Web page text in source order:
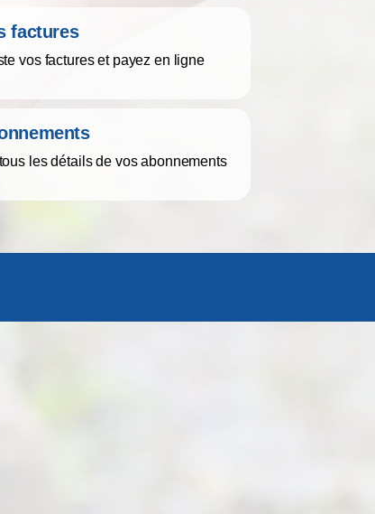
factures
vos factures et payez en ligne
les détails de vos abonnements